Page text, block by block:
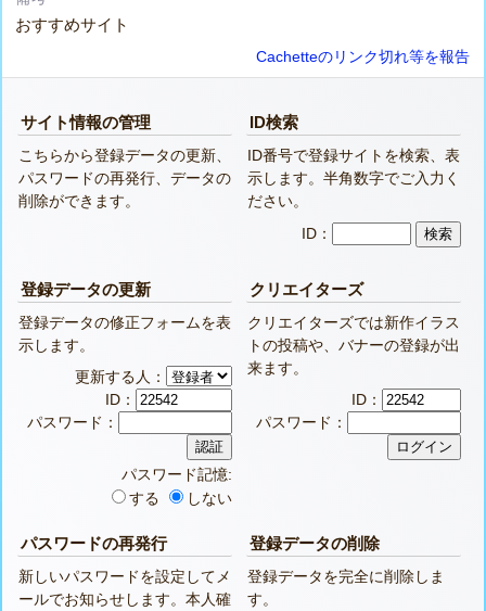
おすすめサイト
Cachetteのリンク切れ等を報告
サイト情報の管理
こちらから登録データの更新、
パスワードの再発行、データの
削除ができます。
ID検索
ID番号で登録サイトを検索、表
示します。半角数字でご入力く
ださい。
ID：
登録データの更新
登録データの修正フォームを表
示します。
更新する人：
ID：
パスワード：
パスワード記憶:
する
しない
クリエイターズ
クリエイターズでは新作イラス
トの投稿や、バナーの登録が出
来ます。
ID：
パスワード：
パスワードの再発行
新しいパスワードを設定してメ
ールでお知らせします。本人確
登録データの削除
登録データを完全に削除しま
す。